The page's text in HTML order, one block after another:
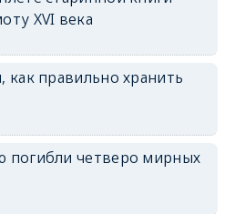
erid: 2SDnjdPjgYS
XVI века
как правильно хранить
погибли четверо мирных